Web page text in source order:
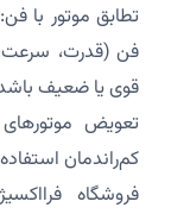
تطابق موتور با
فن (قدرت،
قوی یا ضعیف
تعویض
کم‌راندمان
فروشگاه